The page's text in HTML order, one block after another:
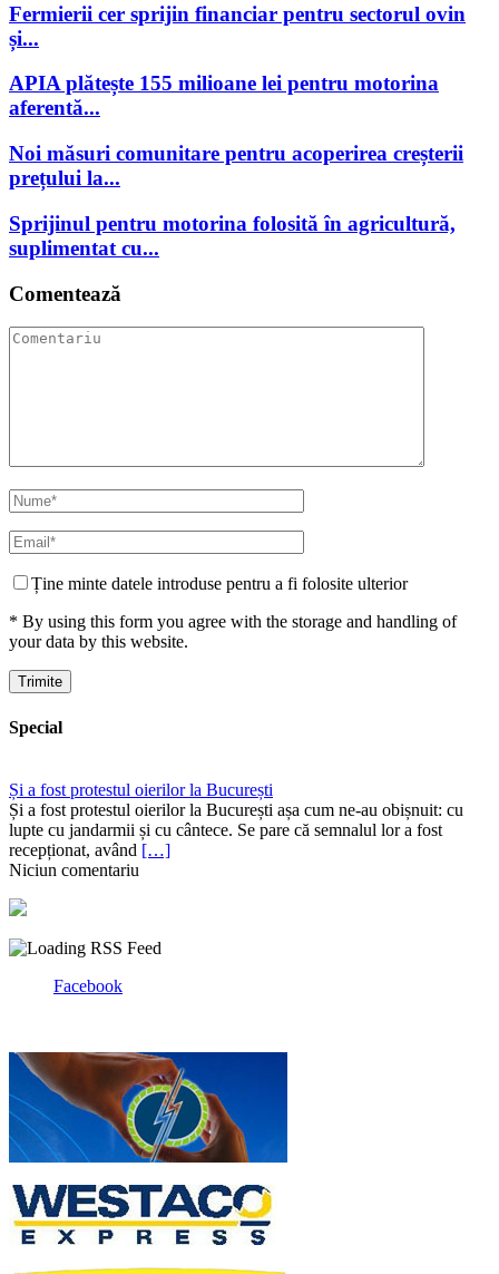
Fermierii cer sprijin financiar pentru sectorul ovin
și...
APIA plătește 155 milioane lei pentru motorina
aferentă...
Noi măsuri comunitare pentru acoperirea creșterii
prețului la...
Sprijinul pentru motorina folosită în agricultură,
suplimentat cu...
Comentează
Ține minte datele introduse pentru a fi folosite ulterior
* By using this form you agree with the storage and handling of
your data by this website.
Special
Și a fost protestul oierilor la București
Și a fost protestul oierilor la București așa cum ne-au obișnuit: cu
lupte cu jandarmii și cu cântece. Se pare că semnalul lor a fost
recepționat, având […]
Niciun comentariu
Facebook